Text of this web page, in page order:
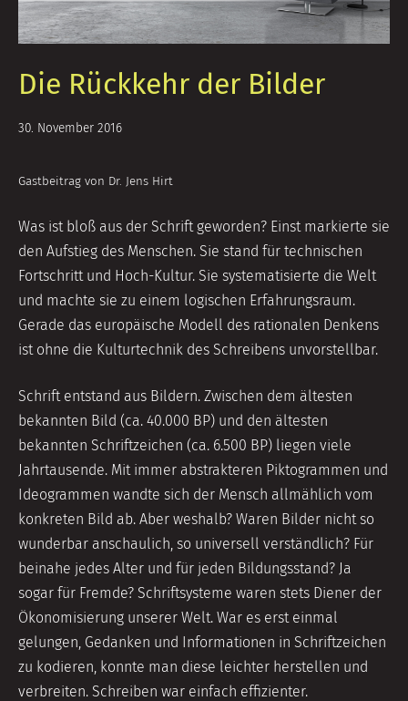
Die Rückkehr der Bilder
30. November 201614.
Gastbeitrag von Dr. Jens Hirt
Was ist bloß aus der Schrift geworden? Einst markierte sie
den Aufstieg des Menschen. Sie stand für technischen
Fortschritt und Hoch-Kultur. Sie systematisierte die Welt
und machte sie zu einem logischen Erfahrungsraum.
Gerade das europäische Modell des rationalen Denkens
ist ohne die Kulturtechnik des Schreibens unvorstellbar.
Schrift entstand aus Bildern. Zwischen dem ältesten
bekannten Bild (ca. 40.000 BP) und den ältesten
bekannten Schriftzeichen (ca. 6.500 BP) liegen viele
Jahrtausende. Mit immer abstrakteren Piktogrammen und
Ideogrammen wandte sich der Mensch allmählich vom
konkreten Bild ab. Aber weshalb? Waren Bilder nicht so
wunderbar anschaulich, so universell verständlich? Für
beinahe jedes Alter und für jeden Bildungsstand? Ja
sogar für Fremde? Schriftsysteme waren stets Diener der
Ökonomisierung unserer Welt. War es erst einmal
gelungen, Gedanken und Informationen in Schriftzeichen
zu kodieren, konnte man diese leichter herstellen und
verbreiten. Schreiben war einfach effizienter.